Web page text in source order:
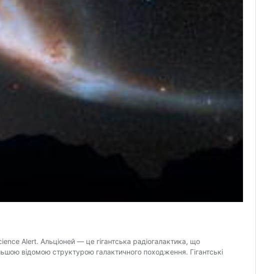
Alert. Альціоней — це гігантська радіогалактика, що
відомою структурою галактичного походження. Гігантські